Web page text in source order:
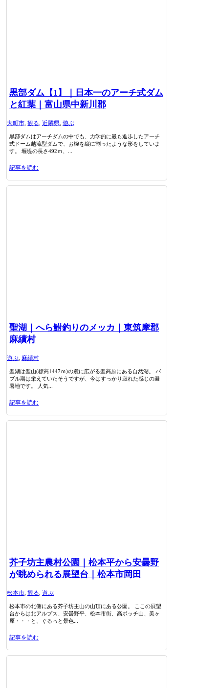
黒部ダム【1】｜日本一のアーチ式ダム
と紅葉｜富山県中新川郡
大町市, 観る, 近隣県, 遊ぶ
黒部ダムはアーチダムの中でも、力学的に最も進歩したアーチ
式ドーム越流型ダムで、お椀を縦に割ったような形をしていま
す。 堰堤の長さ492ｍ、...
記事を読む
聖湖｜へら鮒釣りのメッカ｜東筑摩郡
麻績村
遊ぶ, 麻績村
聖湖は聖山(標高1447ｍ)の麓に広がる聖高原にある自然湖。 バ
ブル期は栄えていたそうですが、今はすっかり寂れた感じの避
暑地です。 人気...
記事を読む
芥子坊主農村公園｜松本平から安曇野
が眺められる展望台｜松本市岡田
松本市, 観る, 遊ぶ
松本市の北側にある芥子坊主山の山頂にある公園。 ここの展望
台からは北アルプス、安曇野平、松本市街、高ボッチ山、美ヶ
原・・・と、ぐるっと景色...
記事を読む